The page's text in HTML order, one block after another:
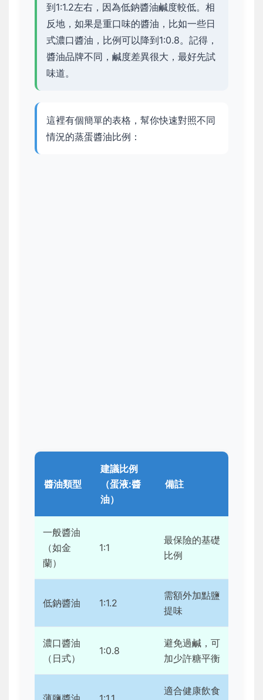
到1:1.2左右，因為低鈉醬油鹹度較低。相
反地，如果是重口味的醬油，比如一些日
式濃口醬油，比例可以降到1:0.8。記得，
醬油品牌不同，鹹度差異很大，最好先試
味道。
這裡有個簡單的表格，幫你快速對照不同
情況的蒸蛋醬油比例：
醬油類型
建議比例
（蛋液:醬
油）
備註
一般醬油
（如金
蘭）
1:1
最保險的基礎
比例
低鈉醬油 1:1.2
需額外加點鹽
提味
濃口醬油
（日式）
1:0.8
避免過鹹，可
加少許糖平衡
適合健康飲食